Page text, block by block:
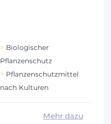
Biologischer
Pflanzenschutz
Pflanzenschutzmittel
nach Kulturen
Mehr dazu